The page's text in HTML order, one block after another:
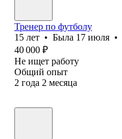
Тренер по футболу
15 лет • Была 17 июля •
40 000 ₽
Не ищет работу
Общий опыт
2 года 2 месяца